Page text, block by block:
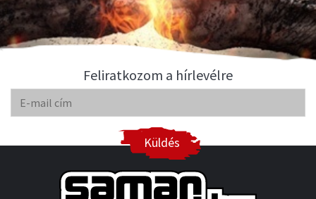
Feliratkozom a hírlevélre
Küldés